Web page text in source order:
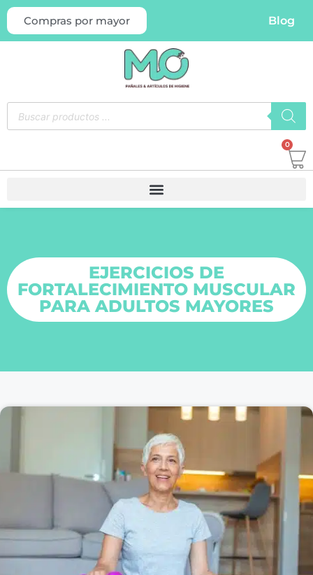
Compras por mayor Blog
0
EJERCICIOS DE
FORTALECIMIENTO MUSCULAR
PARA ADULTOS MAYORES